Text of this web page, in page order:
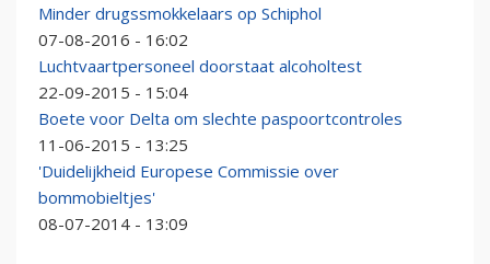
Minder drugssmokkelaars op Schiphol
07-08-2016 - 16:02
Luchtvaartpersoneel doorstaat alcoholtest
22-09-2015 - 15:04
Boete voor Delta om slechte paspoortcontroles
11-06-2015 - 13:25
'Duidelijkheid Europese Commissie over
bommobieltjes'
08-07-2014 - 13:09